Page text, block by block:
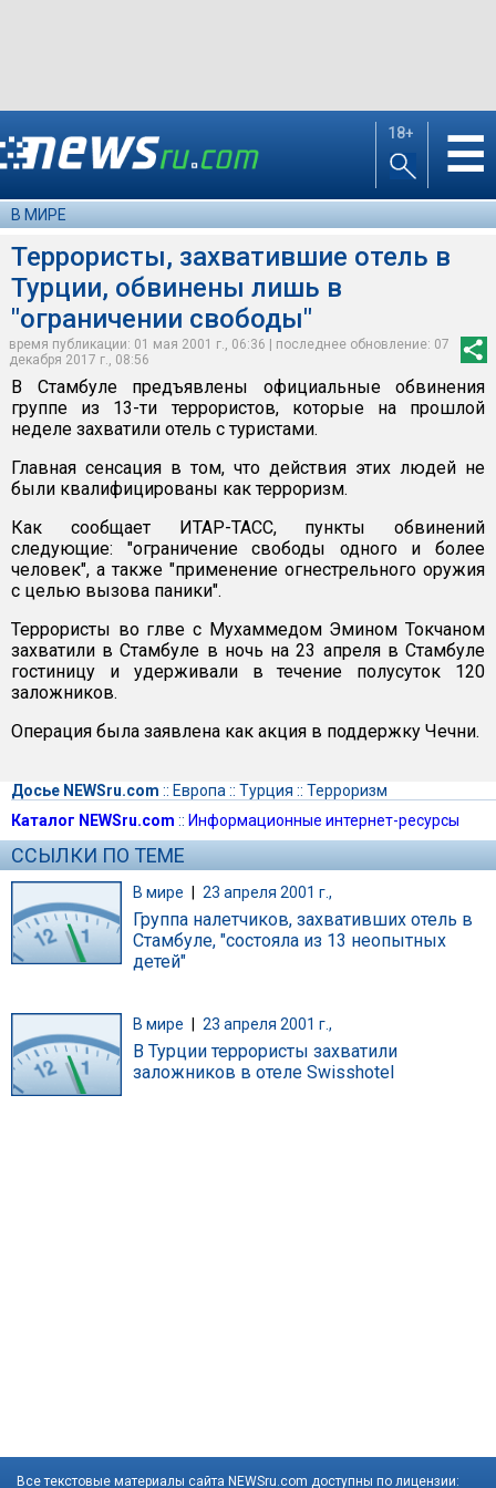
18+ ☰
В МИРЕ
Террористы, захватившие отель в
Турции, обвинены лишь в
"ограничении свободы"
время публикации: 01 мая 2001 г., 06:36 | последнее обновление: 07
декабря 2017 г., 08:56
В Стамбуле предъявлены официальные обвинения
группе из 13-ти террористов, которые на прошлой
неделе захватили отель с туристами.
Главная сенсация в том, что действия этих людей не
были квалифицированы как терроризм.
Как сообщает ИТАР-ТАСС, пункты обвинений
следующие: "ограничение свободы одного и более
человек", а также "применение огнестрельного оружия
с целью вызова паники".
Террористы во глве с Мухаммедом Эмином Токчаном
захватили в Стамбуле в ночь на 23 апреля в Стамбуле
гостиницу и удерживали в течение полусуток 120
заложников.
Операция была заявлена как акция в поддержку Чечни.
Досье NEWSru.com :: Европа :: Турция :: Терроризм
Каталог NEWSru.com :: Информационные интернет-ресурсы
ССЫЛКИ ПО ТЕМЕ
В мире 23 апреля 2001 г.,
Группа налетчиков, захвативших отель в
Стамбуле, "состояла из 13 неопытных
детей"
В мире 23 апреля 2001 г.,
В Турции террористы захватили
заложников в отеле Swisshotel
Все текстовые материалы сайта NEWSru.com доступны по лицензии: